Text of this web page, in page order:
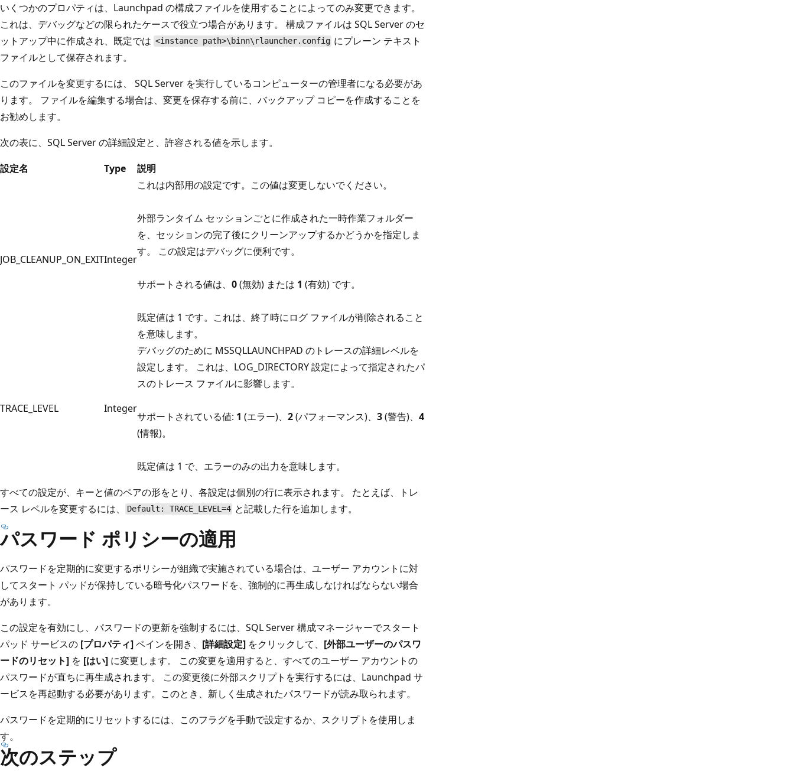
いくつかのプロパティは、Launchpad の構成ファイルを使用することによってのみ変更できます。
これは、デバッグなどの限られたケースで役立つ場合があります。 構成ファイルは SQL Server のセ
ットアップ中に作成され、既定では <instance path>\binn\rlauncher.config にプレーン テキスト
ファイルとして保存されます。
このファイルを変更するには、 SQL Server を実行しているコンピューターの管理者になる必要があ
ります。 ファイルを編集する場合は、変更を保存する前に、バックアップ コピーを作成することを
お勧めします。
次の表に、SQL Server の詳細設定と、許容される値を示します。
設定名
Type 説明
JOB_CLEANUP_ON_EXITInteger
これは内部用の設定です。この値は変更しないでください。
外部ランタイム セッションごとに作成された一時作業フォルダー
を、セッションの完了後にクリーンアップするかどうかを指定しま
す。 この設定はデバッグに便利です。
サポートされる値は、 0(無効) または 1 (有効) です。
既定値は 1 です。これは、終了時にログ ファイルが削除されること
を意味します。
TRACE_LEVEL Integer
デバッグのために MSSQLLAUNCHPAD のトレースの詳細レベルを
設定します。 これは、LOG_DIRECTORY 設定によって指定されたパ
スのトレース ファイルに影響します。
サポートされている値: 1 (エラー)、 2(パフォーマンス)、 3(警告)、 4
(情報)。
既定値は 1 で、エラーのみの出力を意味します。
すべての設定が、キーと値のペアの形をとり、各設定は個別の行に表示されます。 たとえば、トレ
ース レベルを変更するには、
Default: TRACE_LEVEL=4 と記載した行を追加します。
パスワード ポリシーの適用
パスワードを定期的に変更するポリシーが組織で実施されている場合は、ユーザー アカウントに対
してスタート パッドが保持している暗号化パスワードを、強制的に再生成しなければならない場合
があります。
この設定を有効にし、パスワードの更新を強制するには、SQL Server 構成マネージャーでスタート
パッド サービスの [プロパティ]ペインを開き、 [詳細設定] をクリックして、 [外部ユーザーのパスワ
ードのリセット] を [はい] に変更します。 この変更を適用すると、すべてのユーザー アカウントの
パスワードが直ちに再生成されます。 この変更後に外部スクリプトを実行するには、Launchpad サ
ービスを再起動する必要があります。このとき、新しく生成されたパスワードが読み取られます。
パスワードを定期的にリセットするには、このフラグを手動で設定するか、スクリプトを使用しま
す。
次のステップ